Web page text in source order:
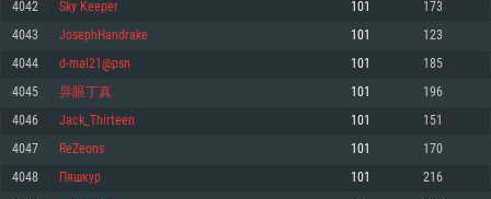
CONFIGURATION SYSTÈME REQUISE
Pour PC
Minimum
OS: Windows 10 (64 bit)
Minimum
OS: Mac OS Big Sur 11.0 ou plus récent
Minimum
OS: Les configurations Linux 64 bits les plus modernes
4042 Sky Keeper 101 173
4043 JosephHandrake 101 123
4044 d-mal21@psn 101 185
4045 异眼丁真 101 196
4046 Jack_Thirteen 101 151
4047 ReZeons 101 170
4048 Пяшкур 101 216